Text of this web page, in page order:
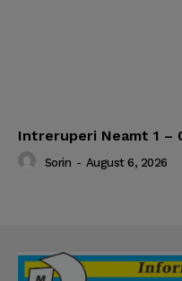
Intreruperi Neamt 1 –
Sorin - August 6, 2026